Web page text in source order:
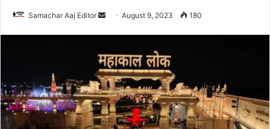
Samachar Aaj Editor
Send August 9, 2023 180